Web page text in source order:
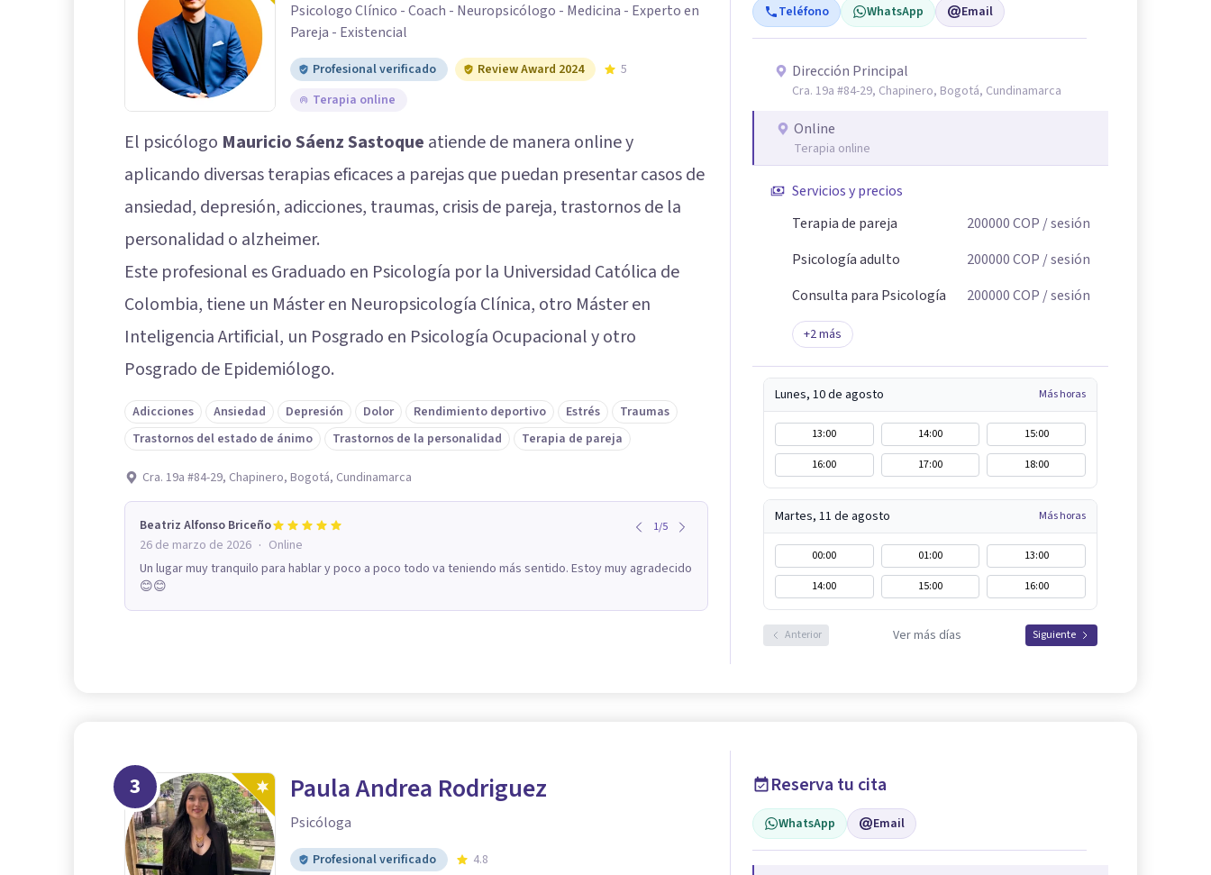
Psicologo Clínico - Coach - Neuropsicólogo - Medicina - Experto en
Pareja - Existencial
Profesional verificado Review Award 2024
5
Terapia online
El psicólogo Mauricio Sáenz Sastoque atiende de manera online y
aplicando diversas terapias eficaces a parejas que puedan presentar casos de
ansiedad, depresión, adicciones, traumas, crisis de pareja, trastornos de la
personalidad o alzheimer.
Este profesional es Graduado en Psicología por la Universidad Católica de
Colombia, tiene un Máster en Neuropsicología Clínica, otro Máster en
Inteligencia Artificial, un Posgrado en Psicología Ocupacional y otro
Posgrado de Epidemiólogo.
Adicciones Ansiedad Depresión Dolor Rendimiento deportivo Estrés
Traumas
Trastornos del estado de ánimo
Trastornos de la personalidad Terapia de pareja
Cra. 19a #84-29, Chapinero, Bogotá, Cundinamarca
Beatriz Alfonso Briceño 1/5
26 de marzo de 2026 · Online
Un lugar muy tranquilo para hablar y poco a poco todo va teniendo más sentido. Estoy muy agradecido
😊😊
Teléfono WhatsApp Email
Dirección Principal
Cra. 19a #84-29, Chapinero, Bogotá, Cundinamarca
Online
Terapia online
Servicios y precios
Terapia de pareja
200000COP/ sesión
Psicología adulto
200000COP/ sesión
Consulta para Psicología
200000COP/ sesión
+2más
Lunes, 10 de agosto Más horas
13:00 14:00
15:00
16:00
17:00 18:00
Martes, 11 de agosto Más horas
00:00 01:00
13:00
14:00
15:00 16:00
Anterior Ver más días Siguiente
3 Paula Andrea Rodriguez
Psicóloga
Profesional verificado 4.8
Reserva tu cita
WhatsApp Email